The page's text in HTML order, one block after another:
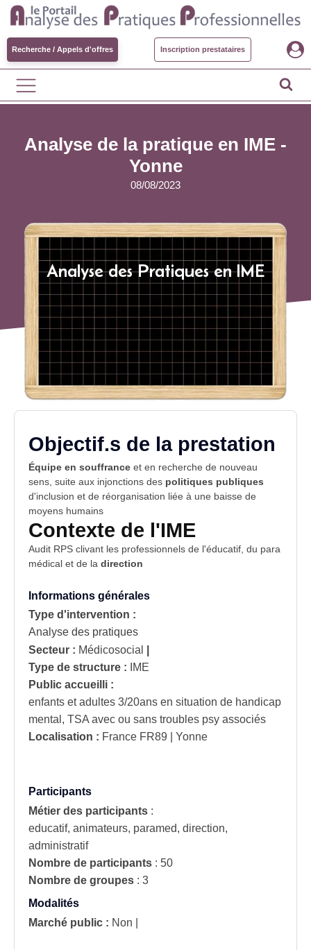
Recherche / Appels d'offres Inscription prestataires
Analyse de la pratique en IME -
Yonne
08/08/2023
Analyse des Pratiques en IME
Objectif.s de la prestation
Équipe en souffrance et en recherche de nouveau
sens, suite aux injonctions des politiques publiques
d'inclusion et de réorganisation liée à une baisse de
moyens humains
Contexte de l'IME
Audit RPS clivant les professionnels de l'éducatif , du para
médical et de la direction
Informations générales
Type d'intervention :
Analyse des pratiques
Secteur : Médicosocial
Type de structure :
IME
Public accueilli :
enfants et adultes 3/20ans en situation de handicap
mental, TSA avec ou sans troubles psy associés
Localisation : France FR89 | Yonne
Participants
Métier des participants :
educatif, animateurs, paramed, direction,
administratif
Nombre de participants : 50
Nombre de groupes : 3
Modalités
Marché public : Non